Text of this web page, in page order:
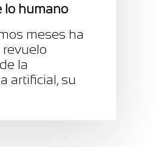
lo humano
meses ha
la
artificial, su